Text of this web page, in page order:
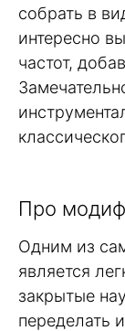
собрать в
интересно
частот,
Про
Одним из
является
закрытые
переделать